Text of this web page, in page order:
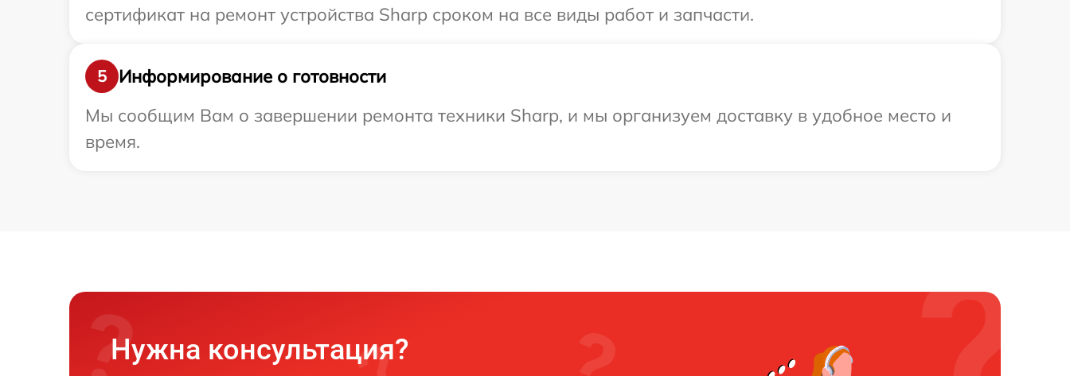
сертификат на ремонт устройства Sharp сроком на все виды работ и запчасти.
5
Информирование о готовности
Мы сообщим Вам о завершении ремонта техники Sharp, и мы организуем доставку в удобное место и
время.
Нужна консультация?